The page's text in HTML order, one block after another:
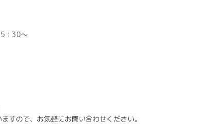
30～
すので、お気軽にお問い合わせください。